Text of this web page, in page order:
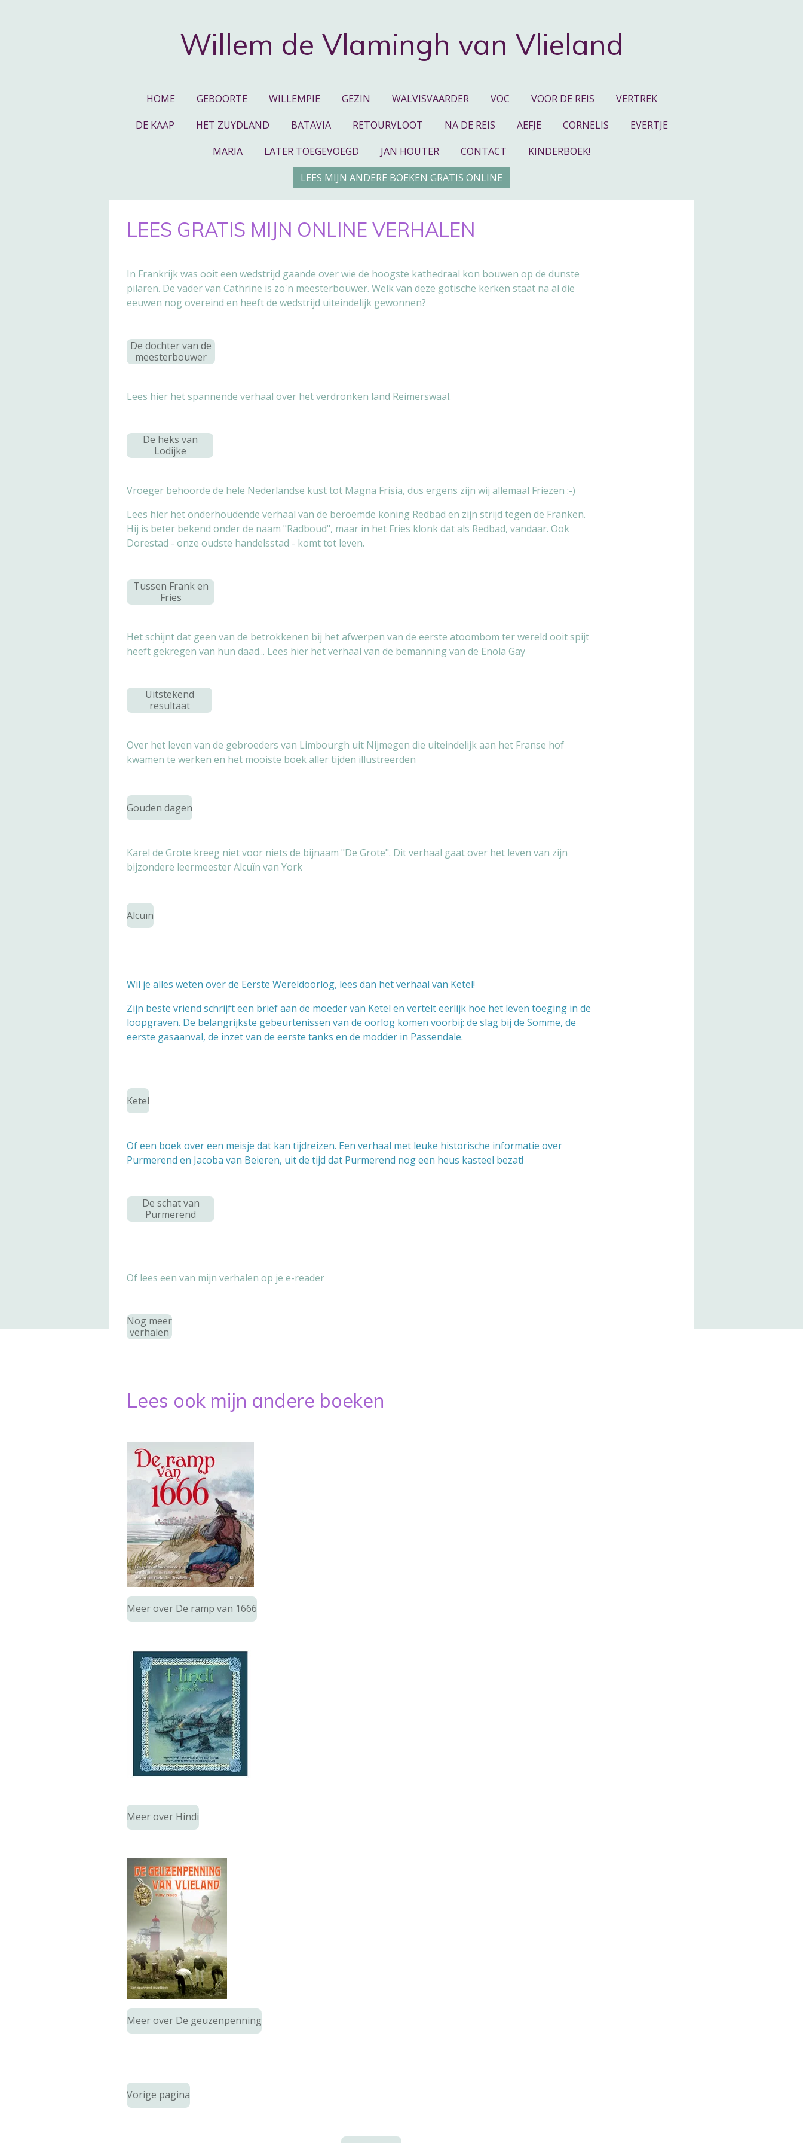
Willem de Vlamingh van Vlieland
HOME GEBOORTE WILLEMPIE GEZIN WALVISVAARDER VOC VOOR DE REIS
VERTREK
DE KAAP
HET ZUYDLAND BATAVIA RETOURVLOOT NA DE REIS AEFJE CORNELIS
EVERTJE
MARIA
LATER TOEGEVOEGD JAN HOUTER CONTACT
KINDERBOEK!
LEES MIJN ANDERE BOEKEN GRATIS ONLINE
LEES GRATIS MIJN ONLINE VERHALEN
In Frankrijk was ooit een wedstrijd gaande over wie de hoogste kathedraal kon bouwen op de dunste
pilaren. De vader van Cathrine is zo'n meesterbouwer. Welk van deze gotische kerken staat na al die
eeuwen nog overeind en heeft de wedstrijd uiteindelijk gewonnen?
De dochter van de
meesterbouwer
Lees hier het spannende verhaal over het verdronken land Reimerswaal.
De heks van
Lodijke
Vroeger behoorde de hele Nederlandse kust tot Magna Frisia, dus ergens zijn wij allemaal Friezen :-)
Lees hier het onderhoudende verhaal van de beroemde koning Redbad en zijn strijd tegen de Franken.
Hij is beter bekend onder de naam "Radboud", maar in het Fries klonk dat als Redbad, vandaar. Ook
Dorestad - onze oudste handelsstad - komt tot leven.
Tussen Frank en
Fries
Het schijnt dat geen van de betrokkenen bij het afwerpen van de eerste atoombom ter wereld ooit spijt
heeft gekregen van hun daad... Lees hier het verhaal van de bemanning van de Enola Gay
Uitstekend
resultaat
Over het leven van de gebroeders van Limbourgh uit Nijmegen die uiteindelijk aan het Franse hof
kwamen te werken en het mooiste boek aller tijden illustreerden
Gouden dagen
Karel de Grote kreeg niet voor niets de bijnaam "De Grote". Dit verhaal gaat over het leven van zijn
bijzondere leermeester Alcuïn van York
Alcuïn
Wil je alles weten over de Eerste Wereldoorlog, lees dan het verhaal van Ketel!
Zijn beste vriend schrijft een brief aan de moeder van Ketel en vertelt eerlijk hoe het leven toeging in de
loopgraven. De belangrijkste gebeurtenissen van de oorlog komen voorbij: de slag bij de Somme, de
eerste gasaanval, de inzet van de eerste tanks en de modder in Passendale.
Ketel
Of een boek over een meisje dat kan tijdreizen. Een verhaal met leuke historische informatie over
Purmerend en Jacoba van Beieren, uit de tijd dat Purmerend nog een heus kasteel bezat!
De schat van
Purmerend
Of lees een van mijn verhalen op je e-reader
Nog meer
verhalen
Lees ook mijn andere boeken
Meer over De ramp van 1666
Meer over Hindi
Meer over De geuzenpenning
Vorige pagina